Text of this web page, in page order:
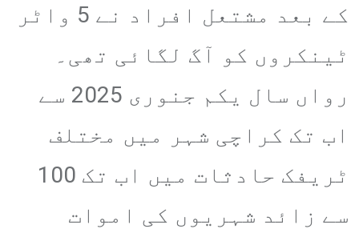
کے بعد مشتعل افراد نے 5 واٹر
ٹینکروں کو آگ لگائی تھی۔
رواں سال یکم جنوری 2025 سے
اب تک کراچی شہر میں مختلف
ٹریفک حادثات میں اب تک 100
سے زائد شہریوں کی اموات